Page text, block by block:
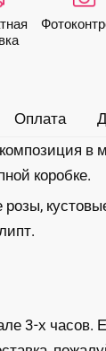
Оплата
в
коробке.
розы,
3-х часов.